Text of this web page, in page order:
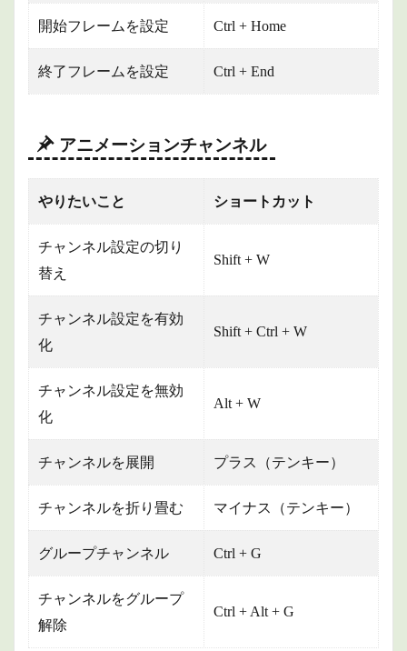
開始フレームを設定 Ctrl + Home
終了フレームを設定 Ctrl + End
アニメーションチャンネル
やりたいこと ショートカット
チャンネル設定の切り
替え
Shift + W
チャンネル設定を有効
化
Shift + Ctrl + W
チャンネル設定を無効
化
Alt + W
チャンネルを展開 プラス（テンキー）
チャンネルを折り畳む マイナス（テンキー）
グループチャンネル Ctrl + G
チャンネルをグループ
解除
Ctrl + Alt + G